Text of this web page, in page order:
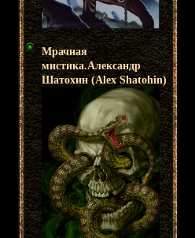
Мрачная
мистика.Александр
Шатохин (Alex Shatohin)